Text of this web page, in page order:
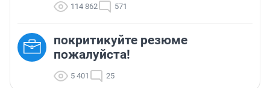
114 862 571
покритикуйте резюме
пожалуйста!
5 401 25